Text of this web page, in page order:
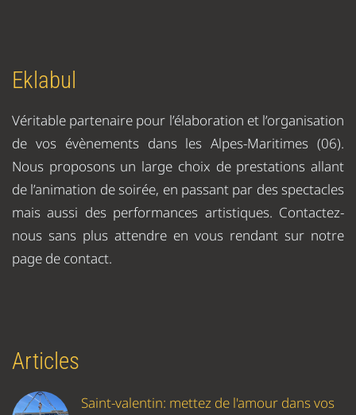
Eklabul
Véritable partenaire pour l’élaboration et l’organisation
de vos évènements dans les Alpes-Maritimes (06).
Nous proposons un large choix de prestations allant
de l’animation de soirée, en passant par des spectacles
mais aussi des performances artistiques. Contactez-
nous sans plus attendre en vous rendant sur notre
page de contact.
Articles
Saint-valentin: mettez de l'amour dans vos